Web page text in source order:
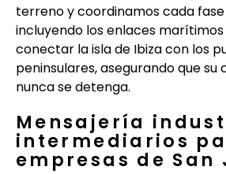
terreno y coordinamos cada
incluyendo los enlaces
conectar la isla de Ibiza con los
peninsulares, asegurando que su
nunca se detenga.
Mensajería
intermediarios
empresas de San